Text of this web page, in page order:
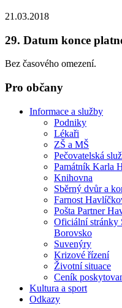
21.03.2018
29. Datum konce
Bez časového omezení.
Pro občany
Informace a služby
Podniky
Lékaři
ZŠ a MŠ
Pečovatelská
Památník Karla
Knihovna
Sběrný dvůr a
Farnost
Pošta Partner
Oficiální stránky
Borovsko
Suvenýry
Krizové řízení
Životní situace
Ceník
Kultura a sport
Odkazy